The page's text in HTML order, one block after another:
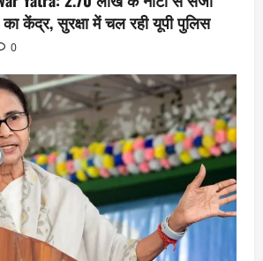
केंद्र, सुरक्षा में चल रही यूपी पुलिस
0